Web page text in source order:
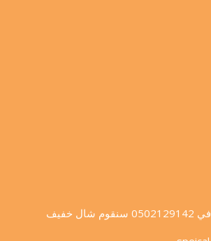
اتصل بنا في اي وقت في 0502129142 سنقوم شال خفيف